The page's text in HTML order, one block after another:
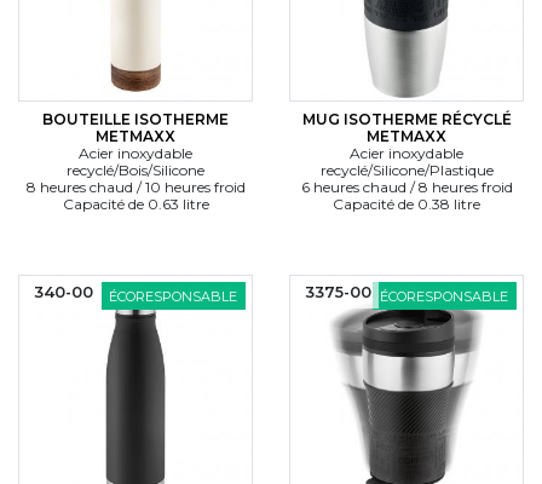
BOUTEILLE ISOTHERME
METMAXX
Acier inoxydable
recyclé/Bois/Silicone
8 heures chaud / 10 heures froid
Capacité de 0.63 litre
MUG ISOTHERME RÉCYCLÉ
METMAXX
Acier inoxydable
recyclé/Silicone/Plastique
6 heures chaud / 8 heures froid
Capacité de 0.38 litre
ÉCORESPONSABLE
340-00 ÉCORESPONSABLE
3375-00